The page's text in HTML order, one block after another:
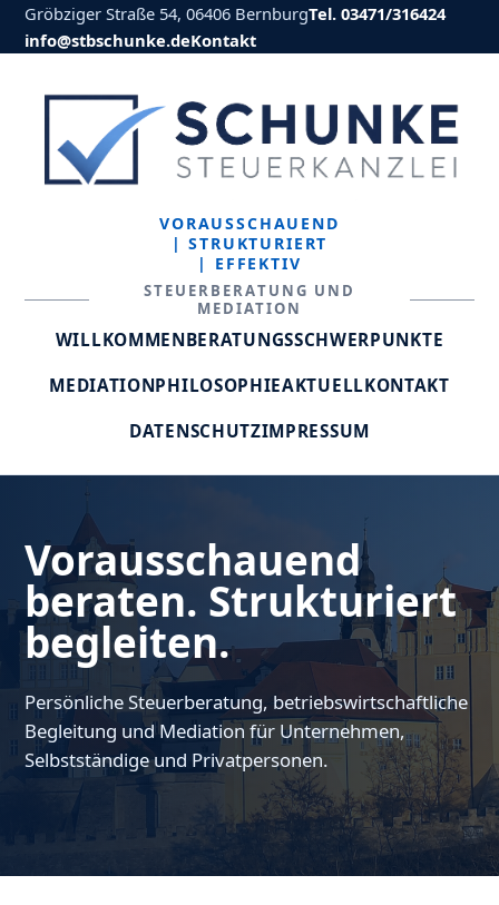
Gröbziger Straße 54, 06406 BernburgTel. 03471/316424
info@stbschunke.deKontakt
VORAUSSCHAUEND
| STRUKTURIERT
| EFFEKTIV
STEUERBERATUNG UND
MEDIATION
WILLKOMMENBERATUNGSSCHWERPUNKTE
MEDIATIONPHILOSOPHIEAKTUELLKONTAKT
DATENSCHUTZIMPRESSUM
Vorausschauend
beraten. Strukturiert
begleiten.
Persönliche Steuerberatung, betriebswirtschaftliche
Begleitung und Mediation für Unternehmen,
Selbstständige und Privatpersonen.